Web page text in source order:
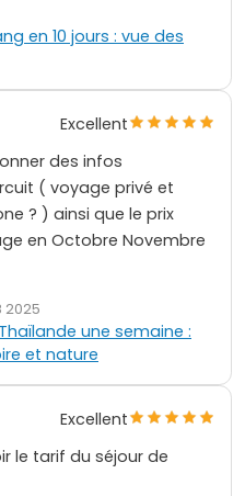
en 10 jours : vue des
Excellent
des infos
( voyage privé et
? ) ainsi que le prix
en Octobre Novembre
2025
une semaine :
et nature
Excellent
le tarif du séjour de